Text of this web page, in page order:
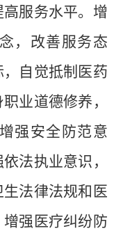
服务水平。增
，改善服务态
自觉抵制医药
业道德修养，
增强安全防范意
法执业意识，
法律法规和医
强医疗纠纷防